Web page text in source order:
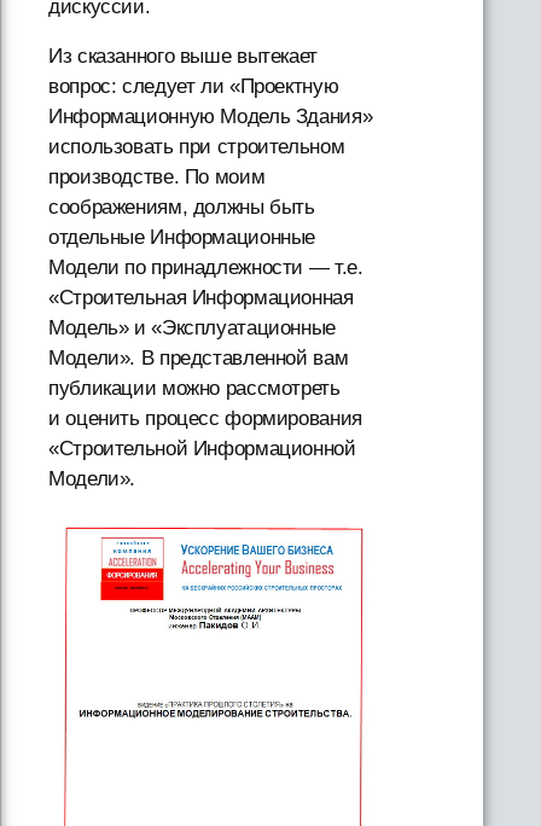
дискуссии.
Из сказанного выше вытекает
вопрос: следует ли «Проектную
Информационную Модель Здания»
использовать при строительном
производстве. По моим
соображениям, должны быть
отдельные Информационные
Модели по принадлежности — т.е.
«Строительная Информационная
Модель» и «Эксплуатационные
Модели». В представленной вам
публикации можно рассмотреть
и оценить процесс формирования
«Строительной Информационной
Модели».